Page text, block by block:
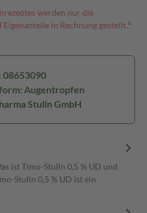
werden nur die
in Rechnung gestellt.⁴
08653090
Augentropfen
Stulln GmbH
ist Timo-Stulln 0,5 % UD und
Stulln 0,5 % UD ist ein